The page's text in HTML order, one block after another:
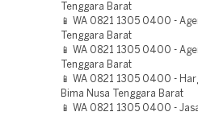
Tenggara Barat
📱 WA 0821 1305 0400 -
Tenggara Barat
📱 WA 0821 1305 0400 -
Tenggara Barat
📱 WA 0821 1305 0400 -
Bima Nusa Tenggara Barat
📱 WA 0821 1305 0400 -